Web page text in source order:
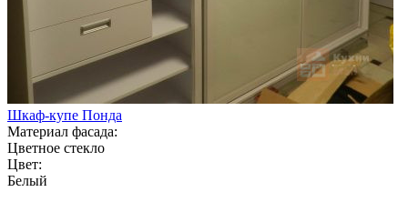
Шкаф-купе Понда
Материал фасада:
Цветное стекло
Цвет:
Белый